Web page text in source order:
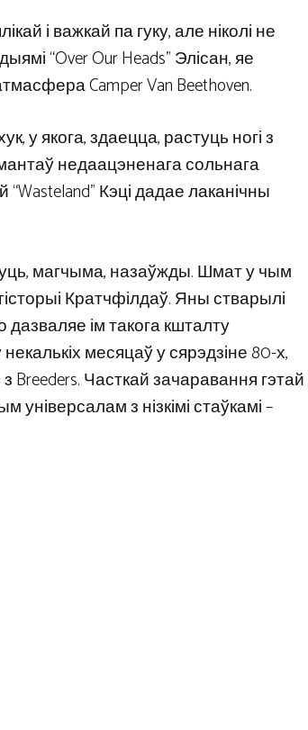
і важкай па гуку, але ніколі не
“Over Our Heads” Элісан, яе
Camper Van Beethoven.
у якога, здаецца, растуць ногі з
недаацэненага сольнага
Кэці дадае лаканічны
магчыма, назаўжды. Шмат у чым
Кратчфілдаў. Яны стварылі
дазваляе ім такога кшталту
месяцаў у сярэдзіне 80-х,
Breeders. Часткай зачаравання гэтай
з нізкімі стаўкамі –